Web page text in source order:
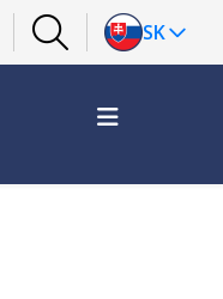
SK